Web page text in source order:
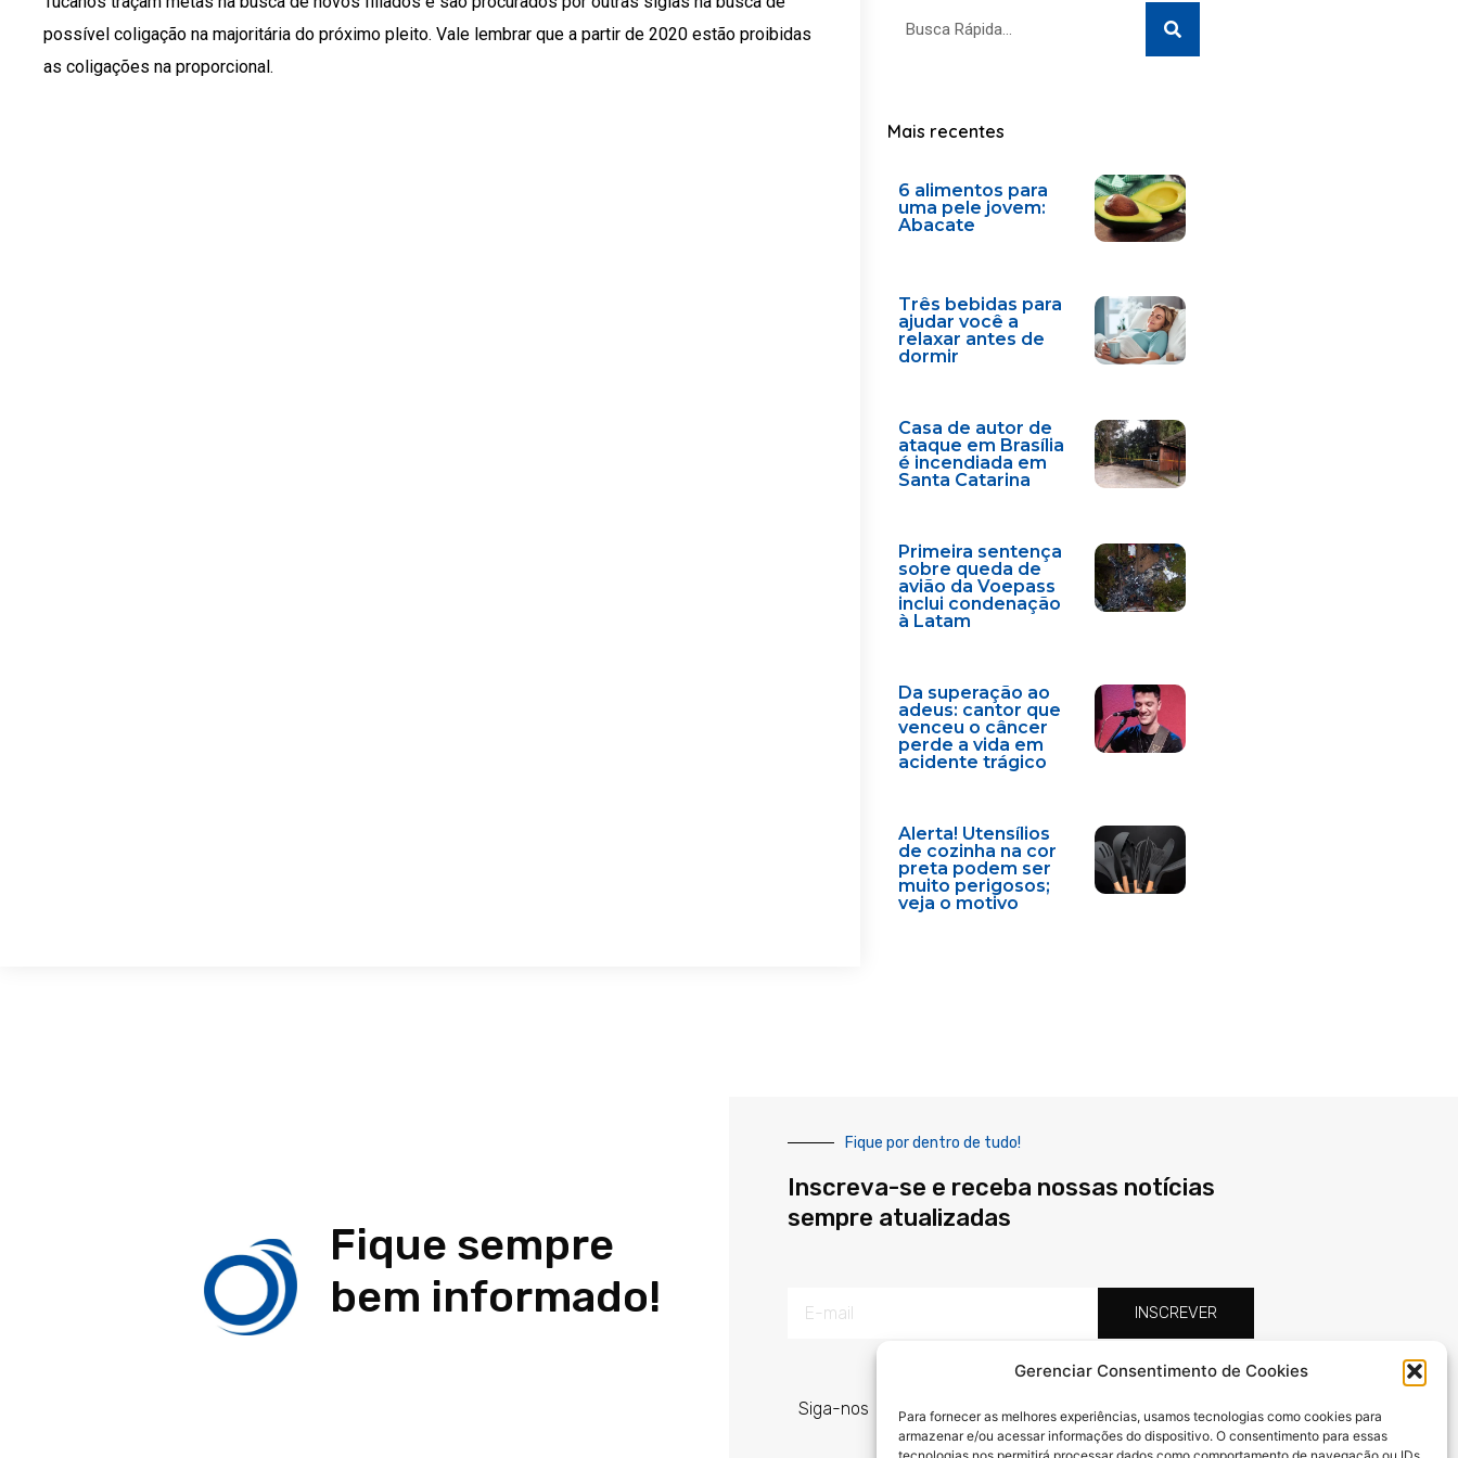
Gerenciar Consentimento de Cookies
Para fornecer as melhores experiências, usamos tecnologias como cookies para
armazenar e/ou acessar informações do dispositivo. O consentimento para essas
possível coligação na majoritária do próximo pleito. Vale lembrar que a partir de 2020 estão proibidas
as coligações na proporcional.
Search
Mais recentes
6 alimentos para
uma pele jovem:
Abacate
Três bebidas para
ajudar você a
relaxar antes de
dormir
Casa de autor de
ataque em Brasília
é incendiada em
Santa Catarina
Primeira sentença
sobre queda de
avião da Voepass
inclui condenação
à Latam
Da superação ao
adeus: cantor que
venceu o câncer
perde a vida em
acidente trágico
Alerta! Utensílios
de cozinha na cor
preta podem ser
muito perigosos;
veja o motivo
Fique sempre
bem informado!
Fique por dentro de tudo!
Inscreva-se e receba nossas notícias
sempre atualizadas
INSCREVER
Siga-nos
a
c
e
-
t
w
n
s
t